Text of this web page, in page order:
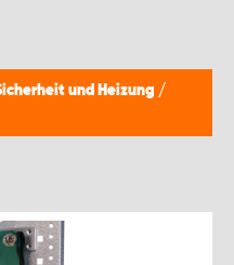
und Heizung /